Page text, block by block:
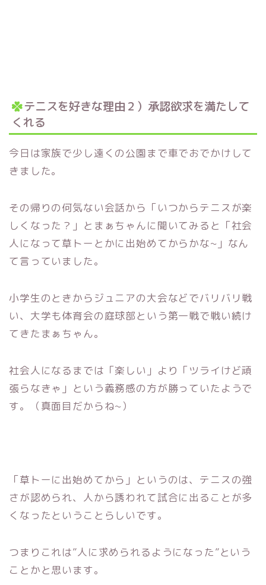
テニスを好きな理由２）承認欲求を満たして
くれる
今日は家族で少し遠くの公園まで車でおでかけして
きました。
その帰りの何気ない会話から「いつからテニスが楽
しくなった？」とまぁちゃんに聞いてみると「社会
人になって草トーとかに出始めてからかな~」なん
て言っていました。
小学生のときからジュニアの大会などでバリバリ戦
い、大学も体育会の庭球部という第一戦で戦い続け
てきたまぁちゃん。
社会人になるまでは「楽しい」より「ツライけど頑
張らなきゃ」という義務感の方が勝っていたようで
す。（真面目だからね~）
「草トーに出始めてから」というのは、テニスの強
さが認められ、人から誘われて試合に出ることが多
くなったということらしいです。
つまりこれは”人に求められるようになった”という
ことかと思います。